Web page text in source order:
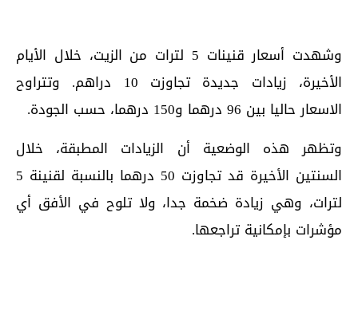
وشهدت أسعار قنينات 5 لترات من الزيت، خلال الأيام
الأخيرة، زيادات جديدة تجاوزت 10 دراهم. وتتراوح
الاسعار حاليا بين 96 درهما و150 درهما، حسب الجودة.
وتظهر هذه الوضعية أن الزيادات المطبقة، خلال
السنتين الأخيرة قد تجاوزت 50 درهما بالنسبة لقنينة 5
لترات، وهي زيادة ضخمة جدا، ولا تلوح في الأفق أي
مؤشرات بإمكانية تراجعها.